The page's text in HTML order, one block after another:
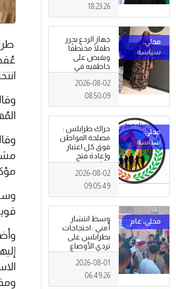
18:23:26
جهاز الردع يحرر
طفلًا مختطفًا
ويقبض على
خاطفيه في
طرابلس
2026-08-02
08:50:09
حراك طرابلس :
مصلحة المواطن
فوق كل اعتبار
وإعادة فتح
المؤسسات
جاءت استجابةً
للإرادة الشعبية
2026-08-02
09:05:49
وسط انتشار
أمني : احتجاجات
بطرابلس على
تردي الأوضاع
المعيشية وتدني
الخدمات العامة .
2026-08-01
06:49:26